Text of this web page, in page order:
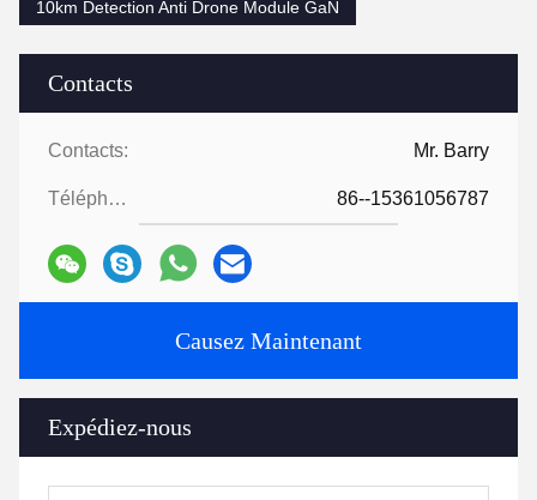
Contacts
Contacts: Mr. Barry
Téléphone: 86--15361056787
Causez Maintenant
Expédiez-nous
10km Detection Anti Drone Module GaN